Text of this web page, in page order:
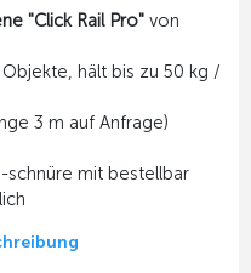
"Click Rail Pro"von
hält bis zu 50 kg /
3 m auf Anfrage)
schnüre mit bestellbar